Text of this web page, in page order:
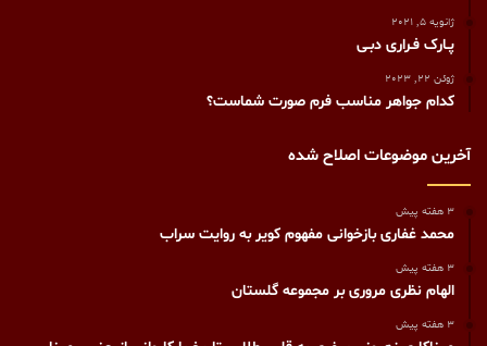
ژانویه 5, 2021
پـارک فـراری دبـی
ژوئن 22, 2023
کدام جواهر مناسب فرم صورت شماست؟
آخرین موضوعات اصلاح شده
3 هفته پیش
محمد غفاری بازخوانی مفهوم کویر به روایت سراب
3 هفته پیش
الهام نظری مروری بر مجموعه گلستان
3 هفته پیش